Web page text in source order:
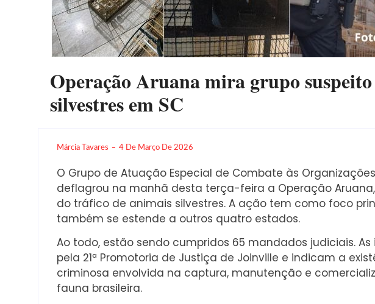
Operação Aruana mira grupo
silvestres em SC
Márcia Tavares 4 De Março De 2026
O Grupo de Atuação Especial de Combate às
deflagrou na manhã desta terça-feira a Operação
do tráfico de animais silvestres. A ação tem como foco
também se estende a outros quatro estados.
Ao todo, estão sendo cumpridos 65 mandados judiciais.
pela 21ª Promotoria de Justiça de Joinville e indicam a
criminosa envolvida na captura, manutenção e
fauna brasileira.